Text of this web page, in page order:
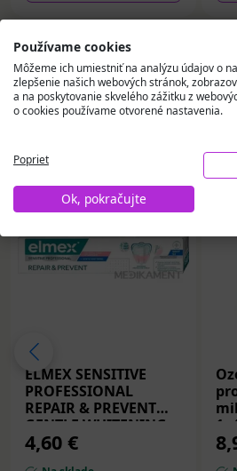
Vybrali sme pre vás
ELMEX SENSITIVE
PROFESSIONAL
REPAIR & PREVENT
GENTLE WHITENING,
zubná pasta 75 ml
4,60 €
Používame cookies
Môžeme ich umiestniť na analýzu údajov o
zlepšenie našich webových stránok,
a na poskytovanie skvelého zážitku z
o cookies používame otvorené nastavenia.
Poprieť
Ok, pokračujte